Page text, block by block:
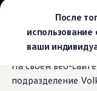
После
ваши
На своем веб-
подразделение
основному
содержанию
нижнему
колонтитулу
Выбери свой
Открой
Предложения и